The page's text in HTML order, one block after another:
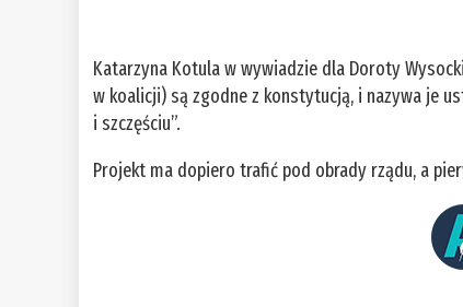
Katarzyna Kotula w wywiadzie dla Doroty
w koalicji) są zgodne z konstytucją, i nazywa je
i szczęściu”.
Projekt ma dopiero trafić pod obrady rządu, a